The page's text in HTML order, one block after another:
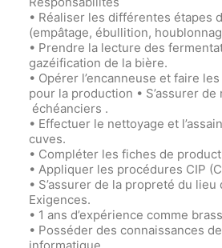
• Réaliser les différentes étapes
(empâtage, ébullition,
• Prendre la lecture des
gazéification de la bière.
• Opérer l’encanneuse et faire
pour la production • S’assurer
échéanciers .
• Effectuer le nettoyage et
cuves.
• Compléter les fiches de
• Appliquer les procédures CIP
• S’assurer de la propreté du lieu
Exigences.
• 1 ans d’expérience comme
• Posséder des connaissances